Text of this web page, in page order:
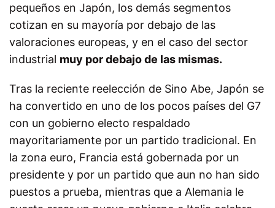
pequeños en Japón, los demás segmentos
cotizan en su mayoría por debajo de las
valoraciones europeas, y en el caso del sector
industrial muy por debajo de las mismas.
Tras la reciente reelección de Sino Abe, Japón se
ha convertido en uno de los pocos países del G7
con un gobierno electo respaldado
mayoritariamente por un partido tradicional. En
la zona euro, Francia está gobernada por un
presidente y por un partido que aun no han sido
puestos a prueba, mientras que a Alemania le